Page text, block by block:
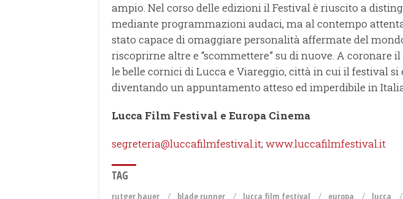
ampio. Nel corso delle edizioni il Festival è riuscito a
mediante programmazioni audaci, ma al contempo
stato capace di omaggiare personalità affermate del
riscoprirne altre e “scommettere” su di nuove. A coronare
le belle cornici di Lucca e Viareggio, città in cui il festival
diventando un appuntamento atteso ed imperdibile in
Lucca Film Festival e Europa Cinema
segreteria@luccafilmfestival.it; www.luccafilmfestival.it
TAG
rutger hauer blade runner lucca film festival europa lucca